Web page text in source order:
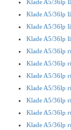
Klade A5/36lp
Klade A5/36lp
Klade A5/36lp
Klade A5/36lp
Klade A5/36lp
Klade A5/36lp
Klade A5/36lp
Klade A5/36lp
Klade A5/36lp
Klade A5/36lp
Klade A5/36lp